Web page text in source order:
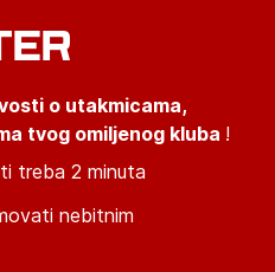
o utakmicama,
tvog omiljenog kluba !
treba 2 minuta
nebitnim